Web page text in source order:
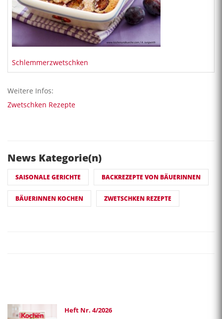
Schlemmerzwetschken
Weitere Infos:
Zwetschken Rezepte
News Kategorie(n)
SAISONALE GERICHTE BACKREZEPTE VON BÄUERINNEN
BÄUERINNEN KOCHEN ZWETSCHKEN REZEPTE
Heft Nr. 4/2026